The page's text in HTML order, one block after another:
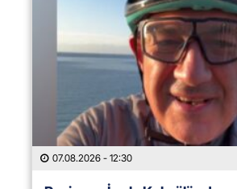
07.08.2026 - 12:30